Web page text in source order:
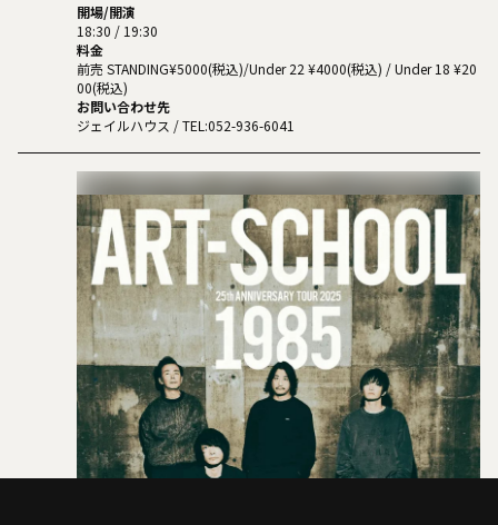
開場/開演
18:30 / 19:30
料金
前売 STANDING¥5000(税込)/Under 22 ¥4000(税込) / Under 18 ¥20
00(税込)
お問い合わせ先
ジェイルハウス / TEL:052-936-6041